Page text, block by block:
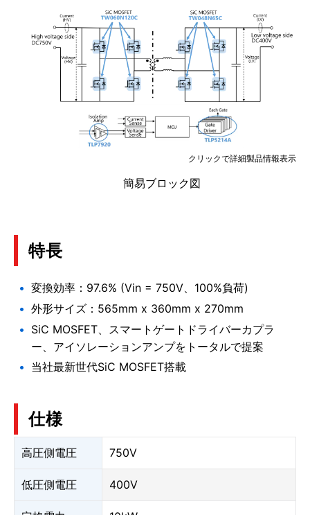
クリックで詳細製品情報表示
簡易ブロック図
特長
変換効率：97.6% (Vin = 750V、100%負荷)
外形サイズ：565mm x 360mm x 270mm
SiC MOSFET、スマートゲートドライバーカプラ
ー、アイソレーションアンプをトータルで提案
当社最新世代SiC MOSFET搭載
仕様
高圧側電圧 750V
低圧側電圧 400V